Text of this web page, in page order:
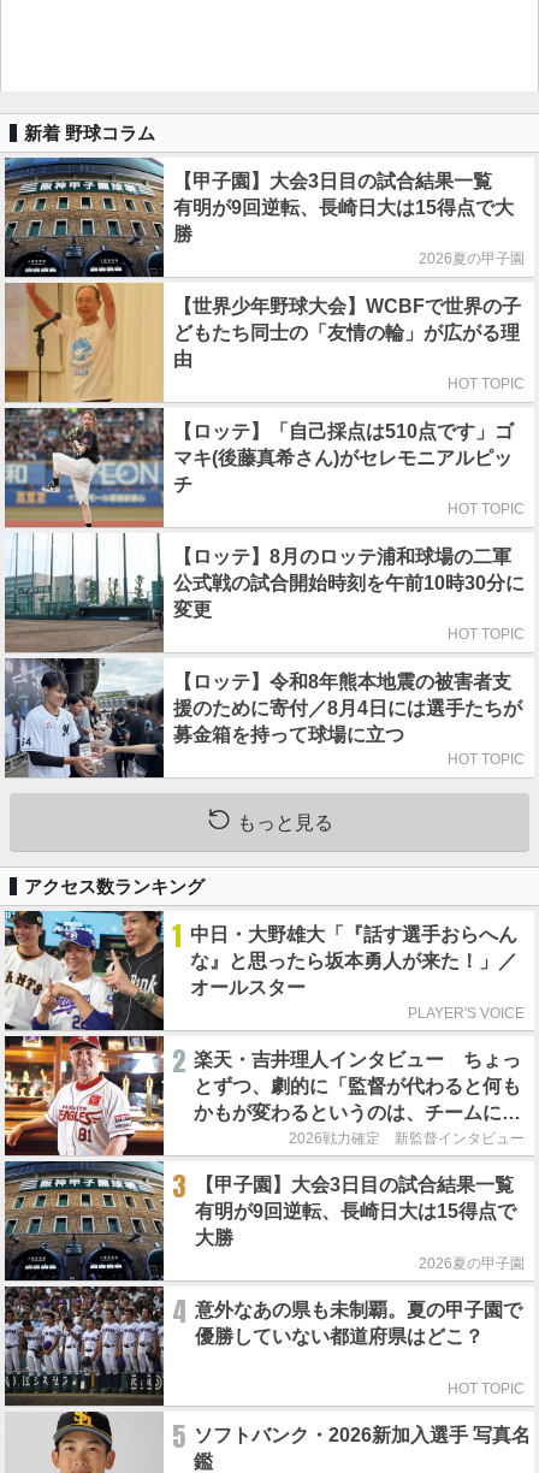
新着 野球コラム
【甲子園】大会3日目の試合結果一覧
有明が9回逆転、長崎日大は15得点で大
勝
2026夏の甲子園
【世界少年野球大会】WCBFで世界の子
どもたち同士の「友情の輪」が広がる理
由
HOT TOPIC
【ロッテ】「自己採点は510点です」ゴ
マキ(後藤真希さん)がセレモニアルピッ
チ
HOT TOPIC
【ロッテ】8月のロッテ浦和球場の二軍
公式戦の試合開始時刻を午前10時30分に
変更
HOT TOPIC
【ロッテ】令和8年熊本地震の被害者支
援のために寄付／8月4日には選手たちが
募金箱を持って球場に立つ
HOT TOPIC
もっと見る
アクセス数ランキング
1 中日・大野雄大「『話す選手おらへん
な』と思ったら坂本勇人が来た！」／
オールスター
PLAYER'S VOICE
2 楽天・吉井理人インタビュー ちょっ
とずつ、劇的に「監督が代わると何も
かもが変わるというのは、チームにと
って良くないことなんです」
2026戦力確定 新監督インタビュー
3
【甲子園】大会3日目の試合結果一覧
有明が9回逆転、長崎日大は15得点で
大勝
2026夏の甲子園
4 意外なあの県も未制覇。夏の甲子園で
優勝していない都道府県はどこ？
HOT TOPIC
5 ソフトバンク・2026新加入選手 写真名
鑑